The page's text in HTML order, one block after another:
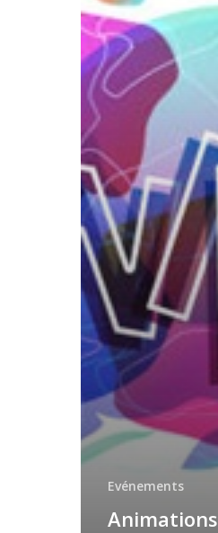
Evénements
Animations